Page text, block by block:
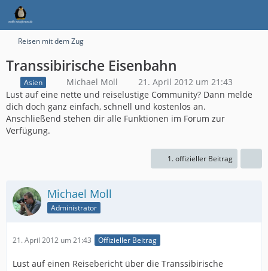
Reisen mit dem Zug
Transsibirische Eisenbahn
Asien Michael Moll
21. April 2012 um 21:43
Lust auf eine nette und reiselustige Community? Dann melde
dich doch ganz einfach, schnell und kostenlos an.
Anschließend stehen dir alle Funktionen im Forum zur
Verfügung.
1. offizieller Beitrag
Michael Moll
Administrator
21. April 2012 um 21:43 Offizieller Beitrag
Lust auf einen Reisebericht über die Transsibirische